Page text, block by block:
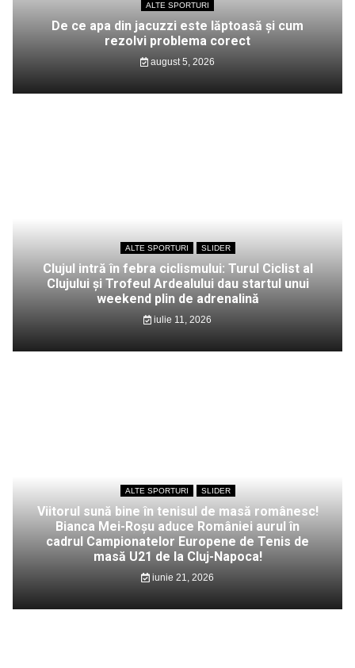
ALTE SPORTURI
De ce apa din jacuzzi este lăptoasă și cum
rezolvi problema corect
august 5, 2026
ALTE SPORTURI SLIDER
Clujul intră în febra ciclismului: Turul Ciclist al
Clujului și Trofeul Ardealului dau startul unui
weekend plin de adrenalină
iulie 11, 2026
ALTE SPORTURI SLIDER
Viitorul sună bine în tenisul de masă românesc!
Bianca Mei-Roșu aduce României aurul în
cadrul Campionatelor Europene de Tenis de
masă U21 de la Cluj-Napoca!
iunie 21, 2026